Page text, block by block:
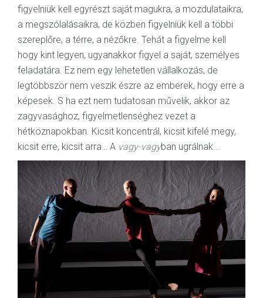
figyelniük kell egyrészt saját magukra, a mozdulataikra,
a megszólalásaikra, de közben figyelniük kell a többi
szereplőre, a térre, a nézőkre. Tehát a figyelme kell
hogy kint legyen, ugyanakkor figyel a saját, személyes
feladatára. Ez nem egy lehetetlen vállalkozás, de
legtöbbször nem veszik észre az emberek, hogy erre a
képesek. S ha ezt nem tudatosan művelik, akkor az
zagyvasághoz, figyelmetlenséghez vezet a
hétköznapokban. Kicsit koncentrál, kicsit kifelé megy,
kicsit erre, kicsit arra… A vagy-vagyban ugrálnak...